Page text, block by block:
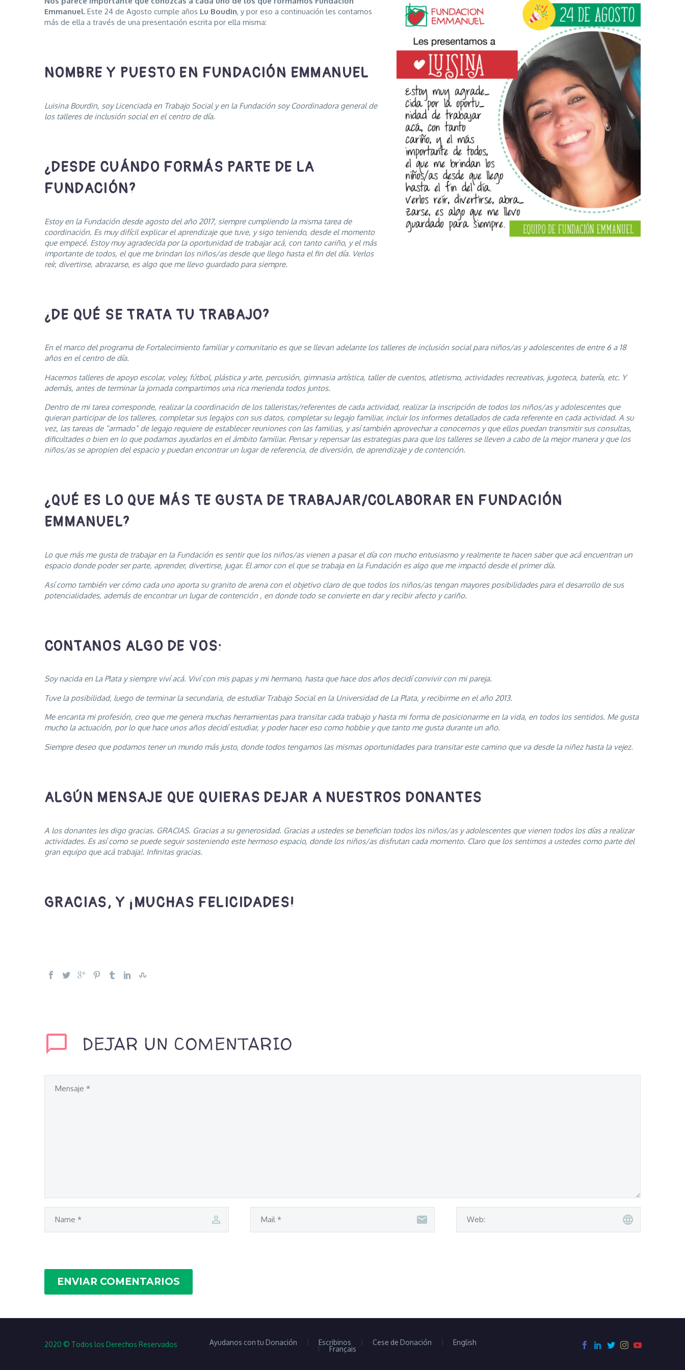
Emmanuel. Este 24 de Agosto cumple años Lu Boudin, y por eso a continuación les contamos
más de ella a través de una presentación escrita por ella misma:
NOMBRE Y PUESTO EN FUNDACIÓN EMMANUEL
Luisina Bourdin, soy Licenciada en Trabajo Social y en la Fundación soy Coordinadora general de
los talleres de inclusión social en el centro de día.
¿DESDE CUÁNDO FORMÁS PARTE DE LA
FUNDACIÓN?
Estoy en la Fundación desde agosto del año 2017, siempre cumpliendo la misma tarea de
coordinación. Es muy difícil explicar el aprendizaje que tuve, y sigo teniendo, desde el momento
que empecé. Estoy muy agradecida por la oportunidad de trabajar acá, con tanto cariño, y el más
importante de todos, el que me brindan los niños/as desde que llego hasta el fin del día. Verlos
reír, divertirse, abrazarse, es algo que me llevo guardado para siempre.
¿DE QUÉ SE TRATA TU TRABAJO?
En el marco del programa de Fortalecimiento familiar y comunitario es que se llevan adelante los talleres de inclusión social para niños/as y adolescentes de entre 6 a 18
años en el centro de día.
Hacemos talleres de apoyo escolar, voley, fútbol, plástica y arte, percusión, gimnasia artística, taller de cuentos, atletismo, actividades recreativas, jugoteca, batería, etc. Y
además, antes de terminar la jornada compartimos una rica merienda todos juntos.
Dentro de mi tarea corresponde, realizar la coordinación de los talleristas/referentes de cada actividad, realizar la inscripción de todos los niños/as y adolescentes que
quieran participar de los talleres, completar sus legajos con sus datos, completar su legajo familiar, incluir los informes detallados de cada referente en cada actividad. A su
vez, las tareas de “armado” de legajo requiere de establecer reuniones con las familias, y así también aprovechar a conocernos y que ellos puedan transmitir sus consultas,
dificultades o bien en lo que podamos ayudarlos en el ámbito familiar. Pensar y repensar las estrategias para que los talleres se lleven a cabo de la mejor manera y que los
niños/as se apropien del espacio y puedan encontrar un lugar de referencia, de diversión, de aprendizaje y de contención.
¿QUÉ ES LO QUE MÁS TE GUSTA DE TRABAJAR/COLABORAR EN FUNDACIÓN
EMMANUEL?
Lo que más me gusta de trabajar en la Fundación es sentir que los niños/as vienen a pasar el día con mucho entusiasmo y realmente te hacen saber que acá encuentran un
espacio donde poder ser parte, aprender, divertirse, jugar. El amor con el que se trabaja en la Fundación es algo que me impactó desde el primer día.
Así como también ver cómo cada uno aporta su granito de arena con el objetivo claro de que todos los niños/as tengan mayores posibilidades para el desarrollo de sus
potencialidades, además de encontrar un lugar de contención , en donde todo se convierte en dar y recibir afecto y cariño.
CONTANOS ALGO DE VOS:
Soy nacida en La Plata y siempre viví acá. Viví con mis papas y mi hermano, hasta que hace dos años decidí convivir con mi pareja.
Tuve la posibilidad, luego de terminar la secundaria, de estudiar Trabajo Social en la Universidad de La Plata, y recibirme en el año 2013.
Me encanta mi profesión, creo que me genera muchas herramientas para transitar cada trabajo y hasta mi forma de posicionarme en la vida, en todos los sentidos. Me gusta
mucho la actuación, por lo que hace unos años decidí estudiar, y poder hacer eso como hobbie y que tanto me gusta durante un año.
Siempre deseo que podamos tener un mundo más justo, donde todos tengamos las mismas oportunidades para transitar este camino que va desde la niñez hasta la vejez.
ALGÚN MENSAJE QUE QUIERAS DEJAR A NUESTROS DONANTES
A los donantes les digo gracias. GRACIAS. Gracias a su generosidad. Gracias a ustedes se benefician todos los niños/as y adolescentes que vienen todos los días a realizar
actividades. Es así como se puede seguir sosteniendo este hermoso espacio, donde los niños/as disfrutan cada momento. Claro que los sentimos a ustedes como parte del
gran equipo que acá trabaja!. Infinitas gracias.
GRACIAS, Y ¡MUCHAS FELICIDADES!
DEJAR UN COMENTARIO
ENVIAR COMENTARIOS
Ayudanos con tu Donación Escribinos Cese de Donación English
Français
2020 © Todos los Derechos Reservados